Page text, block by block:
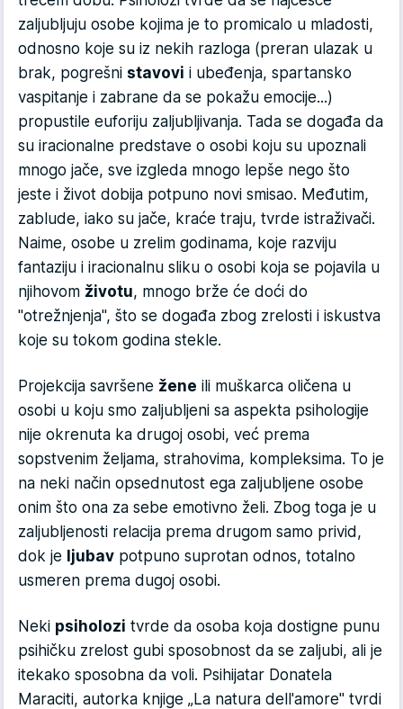
zaljubljuju osobe kojima je to promicalo u mladosti,
odnosno koje su iz nekih razloga (preran ulazak u
brak, pogrešni stavovi i ubeđenja, spartansko
vaspitanje i zabrane da se pokažu emocije...)
propustile euforiju zaljubljivanja. Tada se događa da
su iracionalne predstave o osobi koju su upoznali
mnogo jače, sve izgleda mnogo lepše nego što
jeste i život dobija potpuno novi smisao. Međutim,
zablude, iako su jače, kraće traju, tvrde istraživači.
Naime, osobe u zrelim godinama, koje razviju
fantaziju i iracionalnu sliku o osobi koja se pojavila u
njihovom životu, mnogo brže će doći do
"otrežnjenja", što se događa zbog zrelosti i iskustva
koje su tokom godina stekle.
Projekcija savršene žene ili muškarca oličena u
osobi u koju smo zaljubljeni sa aspekta psihologije
nije okrenuta ka drugoj osobi, već prema
sopstvenim željama, strahovima, kompleksima. To je
na neki način opsednutost ega zaljubljene osobe
onim što ona za sebe emotivno želi. Zbog toga je u
zaljubljenosti relacija prema drugom samo privid,
dok je ljubav potpuno suprotan odnos, totalno
usmeren prema dugoj osobi.
Neki psiholozi tvrde da osoba koja dostigne punu
psihičku zrelost gubi sposobnost da se zaljubi, ali je
itekako sposobna da voli. Psihijatar Donatela
Maraciti, autorka knjige „La natura dell'amore" tvrdi